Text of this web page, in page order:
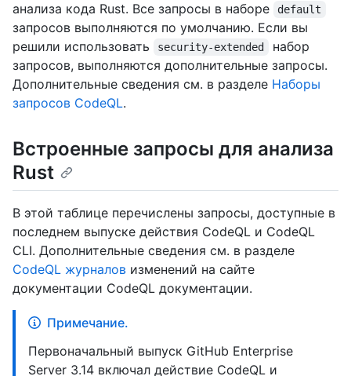
анализа кода Rust. Все запросы в наборе
default
запросов выполняются по умолчанию. Если вы
решили использовать
security-extended
набор
запросов, выполняются дополнительные запросы.
Дополнительные сведения см. в разделе Наборы
запросов CodeQL.
Встроенные запросы для анализа
Rust
В этой таблице перечислены запросы, доступные в
последнем выпуске действия CodeQL и CodeQL
CLI. Дополнительные сведения см. в разделе
CodeQL журналов изменений на сайте
документации CodeQL документации.
Примечание.
Первоначальный выпуск GitHub Enterprise
Server 3.14 включал действие CodeQL и